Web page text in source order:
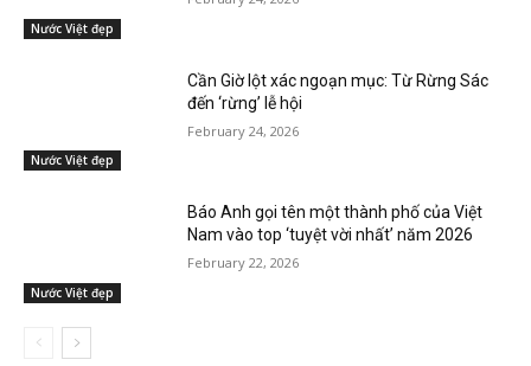
Nước Việt đẹp
Nước Việt đẹp
Cần Giờ lột xác ngoạn mục: Từ Rừng Sác
đến ‘rừng’ lễ hội
February 24, 2026
Nước Việt đẹp
Báo Anh gọi tên một thành phố của Việt
Nam vào top ‘tuyệt vời nhất’ năm 2026
February 22, 2026